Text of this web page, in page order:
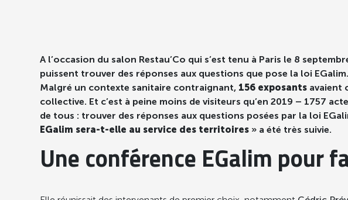
A l’occasion du salon Restau’Co qui s’est tenu à Paris le 8
puissent trouver des réponses aux questions que pose la loi EGalim.
Malgré un contexte sanitaire contraignant, 156 exposants avaient
collective. Et c’est à peine moins de visiteurs qu’en 2019 – 1757
de tous : trouver des réponses aux questions posées par la loi
EGalim sera-t-elle au service des territoires » a été très suivie.
Une conférence EGalim pour